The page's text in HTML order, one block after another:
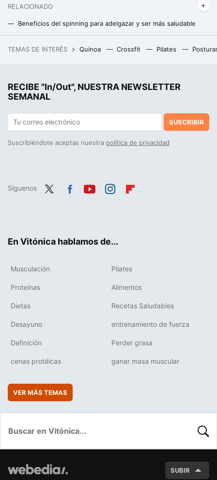
RELACIONADO
Beneficios del spinning para adelgazar y ser más saludable
TEMAS DE INTERÉS Quinoa Crossfit Pilates
RECIBE "In/Out", NUESTRA NEWSLETTER
SEMANAL
SUSCRIBIR
Suscribiéndote aceptas nuestra política de privacidad
Síguenos
En Vitónica hablamos de...
Musculación Pilates
Proteínas Alimentos
Dietas Recetas Saludables
Desayuno entrenamiento de fuerza
Definición Perder grasa
cenas protéicas ganar masa muscular
VER MÁS TEMAS
SUBIR